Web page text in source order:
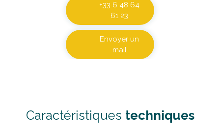
+33 6 48 64
61 23
Envoyer un
mail
Caractéristiques techniques